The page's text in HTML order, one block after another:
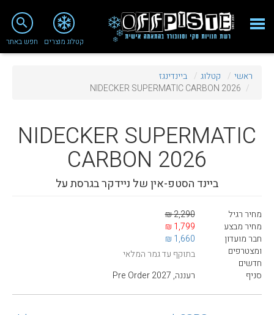
close
מי אנחנו
ציוד סקי
טיפולים ושירות
מועדון לקוחות
TeamOPC
עגלת קניות
קטלוג מוצרים
search
חפש באתר
ראשי קטלוג
ביינדינגז
NIDECKER SUPERMATIC CARBON 2026
NIDECKER SUPERMATIC
CARBON 2026
ביינד הסטפ-אין של ניידקר בגרסת על
מחיר רגיל
2,290 ₪
מחיר מבצע
1,799 ₪
חבר מועדון
ומצטרפים
חדשים
1,660 ₪
בתוקף עד גמר המלאי
סניף
רעננה, Pre Order 2027